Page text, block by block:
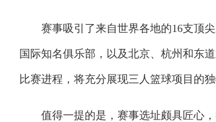
赛事吸引了来自世界各地的16支顶尖
国际知名俱乐部，以及北京、杭州和东
比赛进程，将充分展现三人篮球项目的独
值得一提的是，赛事选址颇具匠心，